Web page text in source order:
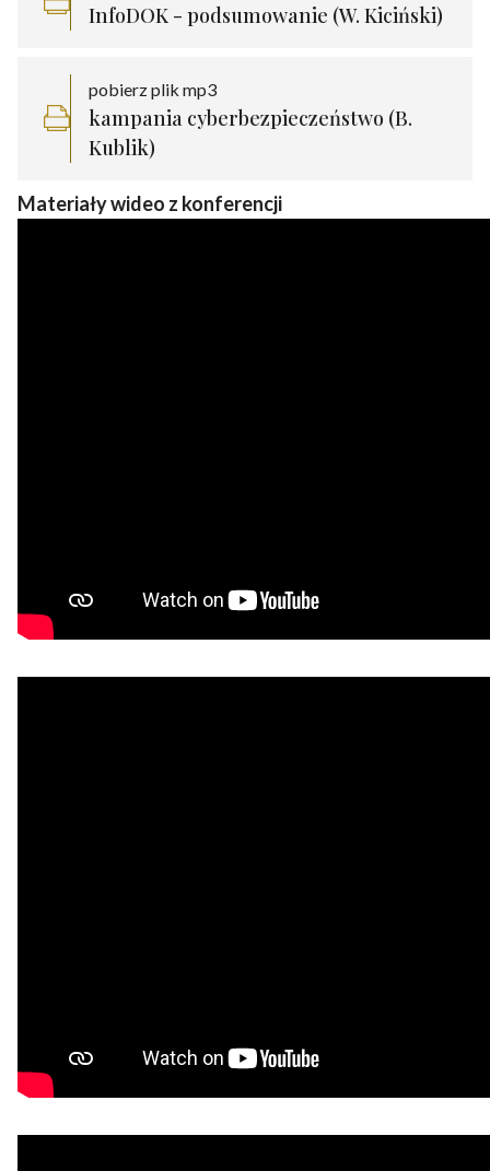
InfoDOK - podsumowanie (W. Kiciński)
pobierz plik mp3
kampania cyberbezpieczeństwo (B.
Kublik)
Materiały wideo z konferencji